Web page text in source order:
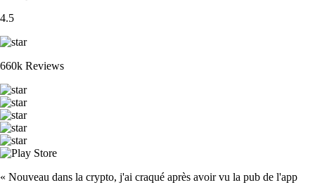
4.5
660k Reviews
« Nouveau dans la crypto, j'ai craqué après avoir vu la pub de l'app